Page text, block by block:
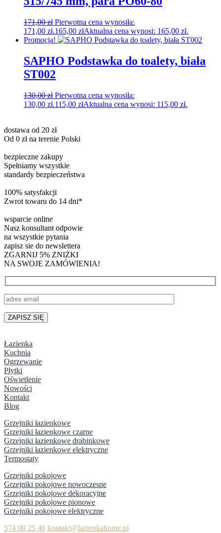
171,00zł Pierwotna cena wynosiła:
171,00 zł.165,00 złAktualna cena wynosi: 165,00 zł.
Promocja!
SAPHO Podstawka do toalety, biała
ST002
130,00zł Pierwotna cena wynosiła:
130,00 zł.115,00 złAktualna cena wynosi: 115,00 zł.
dostawa od 20 zł
Od 0 zł na terenie Polski
bezpieczne zakupy
Spełniamy wszystkie
standardy bezpieczeństwa
100% satysfakcji
Zwrot towaru do 14 dni*
wsparcie online
Nasz konsultant odpowie
na wszystkie pytania
zapisz sie do newslettera
ZGARNIJ 5% ZNIŻKI
NA SWOJE ZAMÓWIENIA!
Łazienka
Kuchnia
Ogrzewanie
Płytki
Oświetlenie
Nowości
Kontakt
Blog
Grzejniki łazienkowe
Grzejniki łazienkowe czarne
Grzejniki łazienkowe drabinkowe
Grzejniki łazienkowe elektryczne
Termostaty
Grzejniki pokojowe
Grzejniki pokojowe nowoczesne
Grzejniki pokojowe dekoracyjne
Grzejniki pokojowe pionowe
Grzejniki pokojowe elektryczne
574 00 25 46 kontakt@lazienkahome.pl